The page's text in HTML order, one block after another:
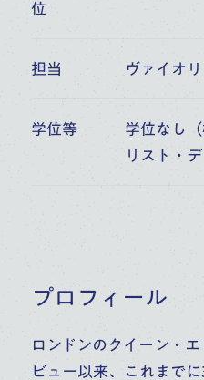
副科ピアノ 室内楽
位
担当 ヴァイオ
学位等
学位なし
リスト・
プロフィール
ロンドンのクイーン・
ビュー以来、これまで